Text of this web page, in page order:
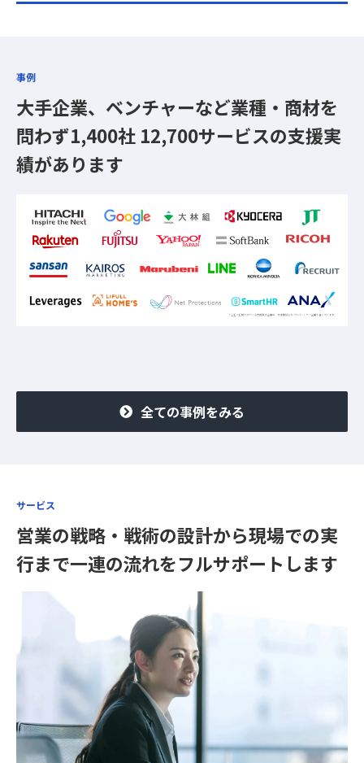
事例
大手企業、ベンチャーなど業種・商材を
問わず1,400社 12,700サービスの支援実
績があります
全ての事例をみる
サービス
営業の戦略・戦術の設計から現場での実
行まで一連の流れをフルサポートします